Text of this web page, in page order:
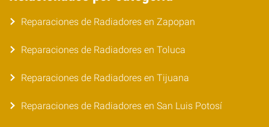
Reparaciones de Radiadores en Zapopan
Reparaciones de Radiadores en Toluca
Reparaciones de Radiadores en Tijuana
Reparaciones de Radiadores en San Luis Potosí